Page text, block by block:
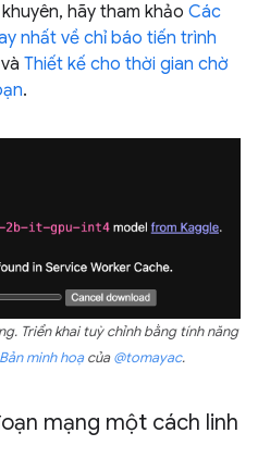
hãy tham khảo Các
nhất về chỉ báo tiến trình
và Thiết kế cho thời gian chờ
.
Triển khai tuỳ chỉnh bằng tính năng
Bản minh hoạcủa@tomayac.
mạng một cách linh